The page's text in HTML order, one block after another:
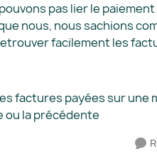
pas lier le
nous, nous sachions
facilement les
factures payées sur une
ou la précédente